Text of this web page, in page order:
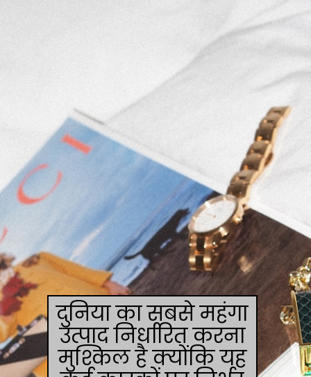
दुनिया का सबसे महंगा
उत्पाद निर्धारित करना
मुश्किल है क्योंकि यह